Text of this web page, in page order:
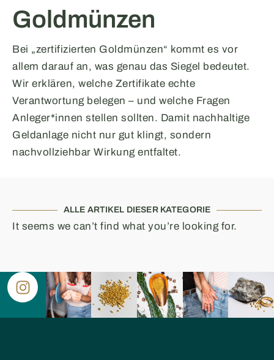
Goldmünzen
Bei „zertifizierten Goldmünzen“ kommt es vor
allem darauf an, was genau das Siegel bedeutet.
Wir erklären, welche Zertifikate echte
Verantwortung belegen – und welche Fragen
Anleger*innen stellen sollten. Damit nachhaltige
Geldanlage nicht nur gut klingt, sondern
nachvollziehbar Wirkung entfaltet.
ALLE ARTIKEL DIESER KATEGORIE
It seems we can’t find what you’re looking for.